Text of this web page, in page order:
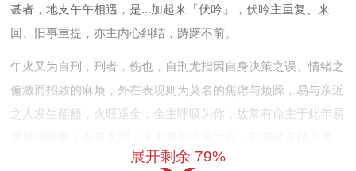
甚者，地支午午相遇，是...加起来「伏吟」，伏吟主重复、来
回、旧事重提，亦主内心纠结，踌躇不前。
午火又为自刑，刑者，伤也，自刑尤指因自身决策之误、情绪之
偏激而招致的麻烦，外在表现则为莫名的焦虑与烦躁，易与亲近
之人发生龃龉，火旺逼金，金主呼吸为你，故常有命主于此年易
展开剩余 79%